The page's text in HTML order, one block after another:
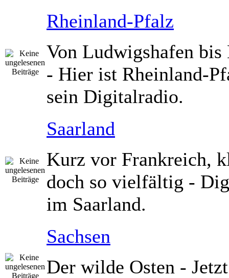
Rheinland-Pfalz
Von Ludwigshafen bis
- Hier ist Rheinland-
sein Digitalradio.
Saarland
Kurz vor Frankreich,
doch so vielfältig -
im Saarland.
Sachsen
Der wilde Osten -